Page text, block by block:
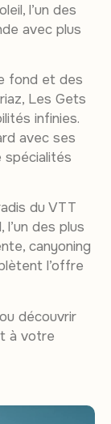
l’un des
avec plus
fond et des
Les Gets
infinies.
avec ses
du VTT
des plus
canyoning
l’offre
découvrir
à votre